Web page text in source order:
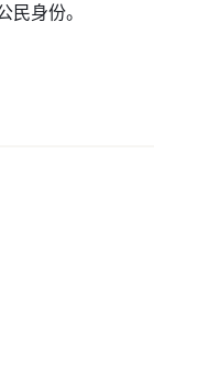
身份。